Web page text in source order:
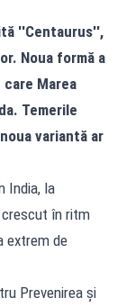
''Centaurus'',
Noua formă a
Marea
Temerile
variantă ar
India, la
crescut în ritm
extrem de
Prevenirea și